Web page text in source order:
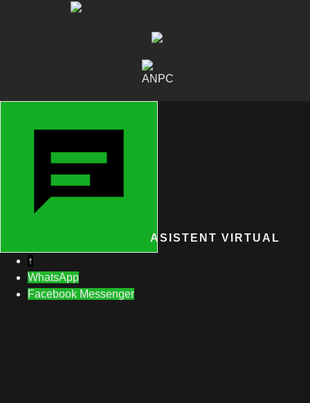
ASISTENT VIRTUAL
↑
WhatsApp
Facebook Messenger